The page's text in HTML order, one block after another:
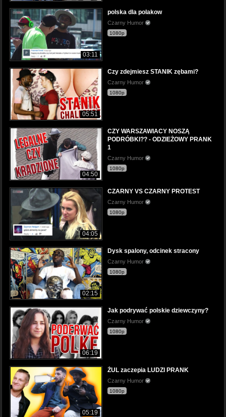
03:11
polska dla polakow
Czarny Humor
1080p
05:51
Czy zdejmiesz STANIK zębami?
Czarny Humor
1080p
04:50
CZY WARSZAWIACY NOSZĄ
PODRÓBKI?? - ODZIEŻOWY PRANK
1
Czarny Humor
1080p
04:05
CZARNY VS CZARNY PROTEST
Czarny Humor
1080p
02:15
Dysk spalony, odcinek stracony
Czarny Humor
1080p
06:19
Jak podrywać polskie dziewczyny?
Czarny Humor
1080p
05:19
ŻUL zaczepia LUDZI PRANK
Czarny Humor
1080p